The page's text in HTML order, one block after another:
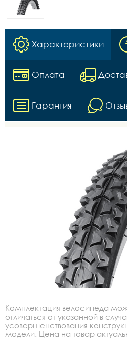
Характеристики
Оплата
Гарантия
Комплектация велосипеда
отличаться от указанной в
усовершенствования
модели. Цена на товар